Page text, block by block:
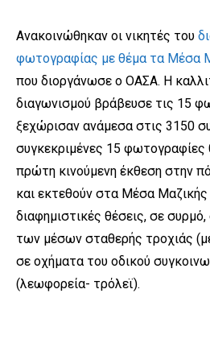
Ανακοινώθηκαν οι νικητές του
φωτογραφίας με θέμα τα Μέσα
που διοργάνωσε ο ΟΑΣΑ. Η
διαγωνισμού βράβευσε τις 15
ξεχώρισαν ανάμεσα στις 3150
συγκεκριμένες 15
πρώτη κινούμενη έκθεση στην
και εκτεθούν στα Μέσα
διαφημιστικές θέσεις, σε
των μέσων σταθερής τροχιάς
σε οχήματα του οδικού
(λεωφορεία- τρόλεϊ).